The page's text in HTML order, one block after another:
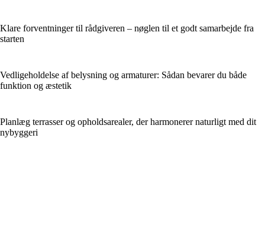
Klare forventninger til rådgiveren – nøglen til et godt samarbejde fra
starten
Vedligeholdelse af belysning og armaturer: Sådan bevarer du både
funktion og æstetik
Planlæg terrasser og opholdsarealer, der harmonerer naturligt med dit
nybyggeri